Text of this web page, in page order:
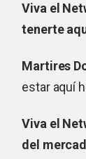
Viva el
tenerte
Martires
estar aquí
Viva el
del